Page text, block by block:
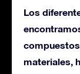
Los
materiales,